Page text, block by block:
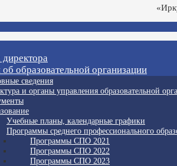
образовательной организации
сведения
и органы управления образовательной
Учебные планы, календарные графики
Программы среднего профессионального
Программы СПО 2021
Программы СПО 2022
Программы СПО 2023